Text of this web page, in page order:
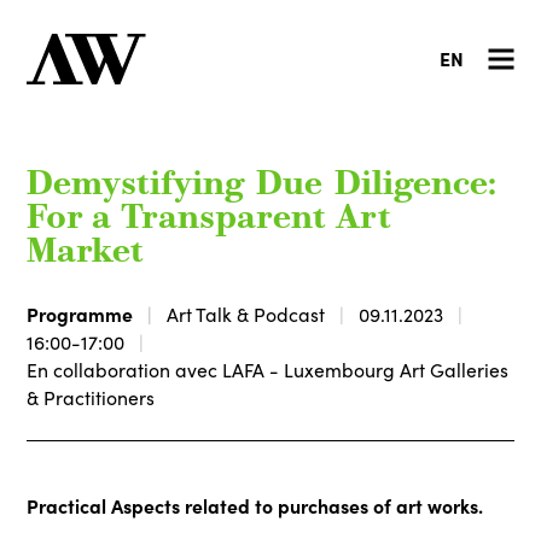
EN
Demystifying Due Diligence:
For a Transparent Art
Market
Programme Art Talk & Podcast
09.11.2023
16:00-17:00
En collaboration avec LAFA - Luxembourg Art Galleries
& Practitioners
Practical Aspects related to purchases of art works.